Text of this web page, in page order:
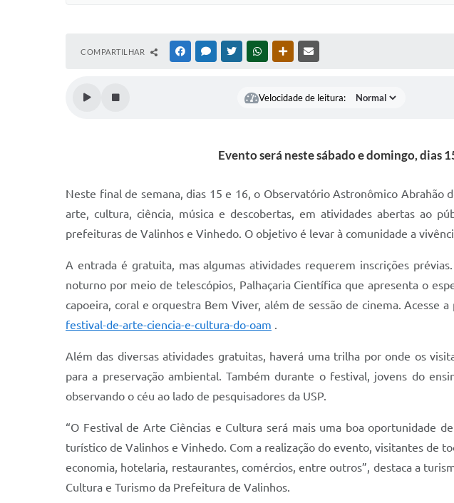
COMPARTILHAR FACEBOOKMESSENGER
TWITTERWHATSAPPOUTRAS MÍDIAS
Velocidade de leitura:
Evento será neste sábado e domingo, dias
Neste final de semana, dias 15 e 16, o Observatório Astronômico Abrahão
arte, cultura, ciência, música e descobertas, em atividades abertas ao
prefeituras de Valinhos e Vinhedo. O objetivo é levar à comunidade a
A entrada é gratuita, mas algumas atividades requerem inscrições
noturno por meio de telescópios, Palhaçaria Científica que apresenta o
capoeira, coral e orquestra Bem Viver, além de sessão de cinema. Acesse
festival-de-arte-ciencia-e-cultura-do-oam .
Além das diversas atividades gratuitas, haverá uma trilha por onde os
para a preservação ambiental. Também durante o festival, jovens do
observando o céu ao lado de pesquisadores da USP.
“O Festival de Arte Ciências e Cultura será mais uma boa oportunidade
turístico de Valinhos e Vinhedo. Com a realização do evento, visitantes de
economia, hotelaria, restaurantes, comércios, entre outros”, destaca a
Cultura e Turismo da Prefeitura de Valinhos.